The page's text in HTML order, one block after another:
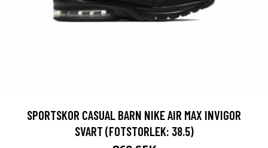
SPORTSKOR CASUAL BARN NIKE AIR MAX INVIGOR
SVART (FOTSTORLEK: 38.5)